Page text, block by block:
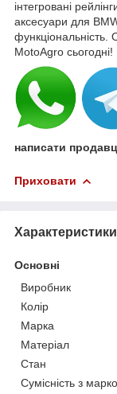
інтегровані
аксесуари для
MotoAgro сьогодні!
написати
Приховати
Характеристики
Основні
Виробник
Колір
Марка
Матеріал
Стан
Сумісність з